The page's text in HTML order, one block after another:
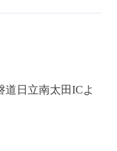
道日立南太田ICよ